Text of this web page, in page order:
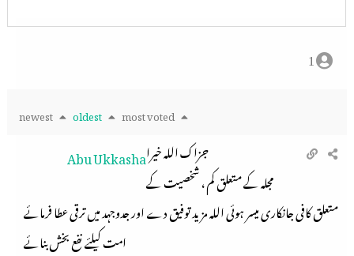
1
newest oldest most voted
Abu Ukkashaجزاک اللہ خیرا
مجلہ کے متعلق کم ، شخصیت کے
متعلق کافی جانکاری میسر ہوئی اللہ مزید توفیق دے اور جدوجہد میں ترقی عطا فرمائے
امت کیلئے نفع بخش بنائے